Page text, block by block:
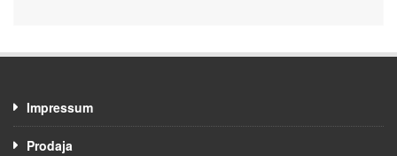
Impressum
Prodaja